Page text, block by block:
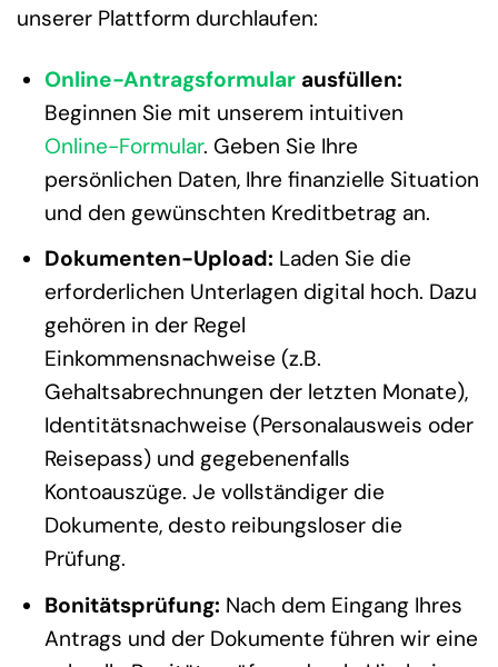
unserer Plattform durchlaufen:
Online-Antragsformularausfüllen:
Beginnen Sie mit unserem intuitiven
Online-Formular. Geben Sie Ihre
persönlichen Daten, Ihre finanzielle Situation
und den gewünschten Kreditbetrag an.
Dokumenten-Upload: Laden Sie die
erforderlichen Unterlagen digital hoch. Dazu
gehören in der Regel
Einkommensnachweise (z.B.
Gehaltsabrechnungen der letzten Monate),
Identitätsnachweise (Personalausweis oder
Reisepass) und gegebenenfalls
Kontoauszüge. Je vollständiger die
Dokumente, desto reibungsloser die
Prüfung.
Bonitätsprüfung: Nach dem Eingang Ihres
Antrags und der Dokumente führen wir eine